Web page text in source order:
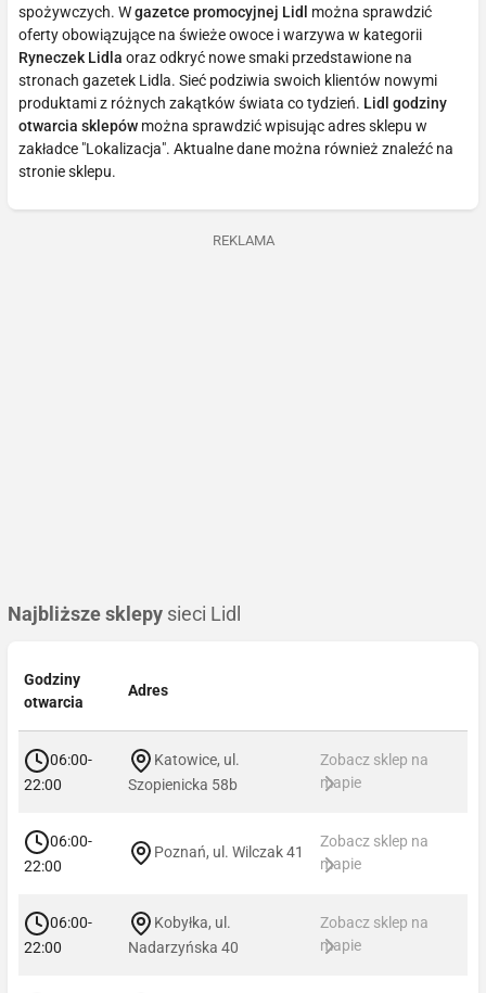
spożywczych. Wgazetce promocyjnej Lidl
można sprawdzić
oferty obowiązujące na świeże owoce i warzywa w kategorii
Ryneczek Lidla oraz odkryć nowe smaki przedstawione na
stronach gazetek Lidla. Sieć podziwia swoich klientów nowymi
produktami z różnych zakątków świata co tydzień. Lidl godziny
otwarcia sklepów można sprawdzić wpisując adres sklepu w
zakładce "Lokalizacja". Aktualne dane można również znaleźć na
stronie sklepu.
REKLAMA
Najbliższe sklepy sieci Lidl
Godziny
otwarcia
Adres
06:00-
22:00
Katowice, ul.
Szopienicka 58b
Zobacz sklep na
mapie
06:00-
22:00
Poznań, ul. Wilczak 41
Zobacz sklep na
mapie
06:00-
22:00
Kobyłka, ul.
Nadarzyńska 40
Zobacz sklep na
mapie